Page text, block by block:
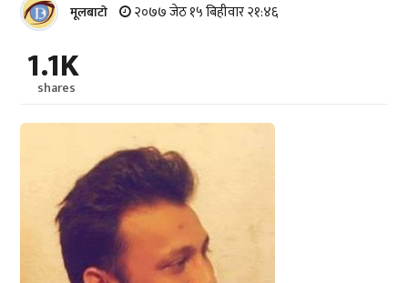
मूलबाटाे २०७७ जेठ १५ बिहीवार २१:४६
1.1K
shares